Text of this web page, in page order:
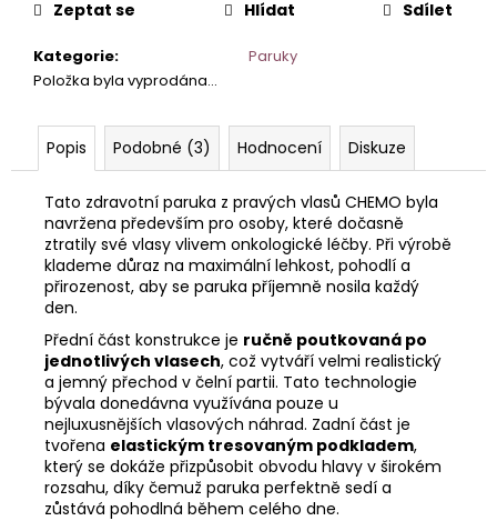
Kategorie:
Paruky
Položka byla vyprodána…
Zeptat se Hlídat Sdílet
Popis Podobné (3) Hodnocení Diskuze
Tato zdravotní paruka z pravých vlasů CHEMO byla
navržena především pro osoby, které dočasně
ztratily své vlasy vlivem onkologické léčby. Při výrobě
klademe důraz na maximální lehkost, pohodlí a
přirozenost, aby se paruka příjemně nosila každý
den.
Přední část konstrukce je ručně poutkovaná po
jednotlivých vlasech, což vytváří velmi realistický
a jemný přechod v čelní partii. Tato technologie
bývala donedávna využívána pouze u
nejluxusnějších vlasových náhrad. Zadní část je
tvořena elastickým tresovaným podkladem,
který se dokáže přizpůsobit obvodu hlavy v širokém
rozsahu, díky čemuž paruka perfektně sedí a
zůstává pohodlná během celého dne.